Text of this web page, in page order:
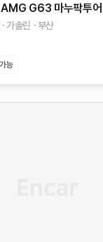
AMG G63 마누팍투어
가솔린 부산